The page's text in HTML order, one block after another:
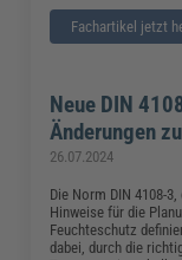
Fachartikel jetzt
Neue DIN
Änderungen
26.07.2024
Die Norm DIN 4108-
Hinweise für die
Feuchteschutz
dabei, durch die